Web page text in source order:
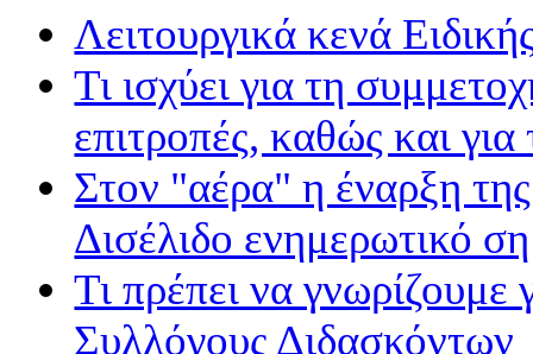
Λειτουργικά κενά
Τι ισχύει για τη
επιτροπές, καθώς και
Στον "αέρα" η έναρξη
Δισέλιδο ενημερωτικό
Τι πρέπει να γνωρίζουμε
Συλλόγους Διδασκόντων